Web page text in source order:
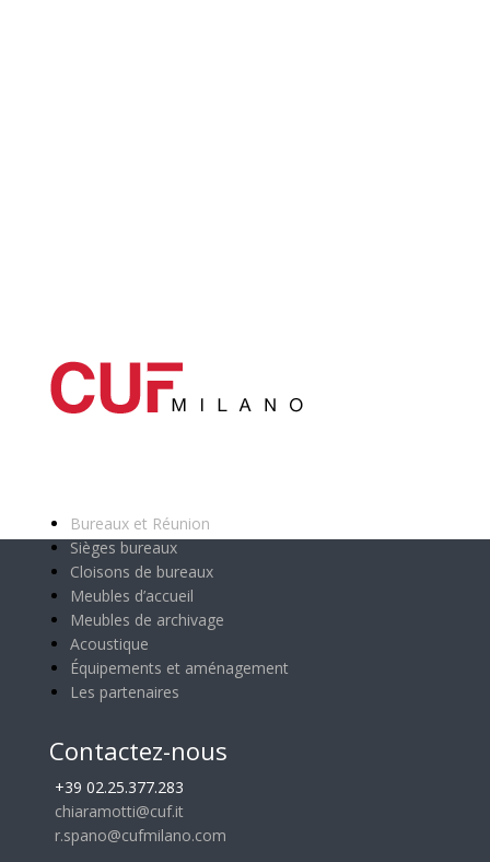
Bureaux et Réunion
Sièges bureaux
Cloisons de bureaux
Meubles d’accueil
Meubles de archivage
Acoustique
Équipements et aménagement
Les partenaires
Contactez-nous
+39 02.25.377.283
chiaramotti@cuf.it
r.spano@cufmilano.com